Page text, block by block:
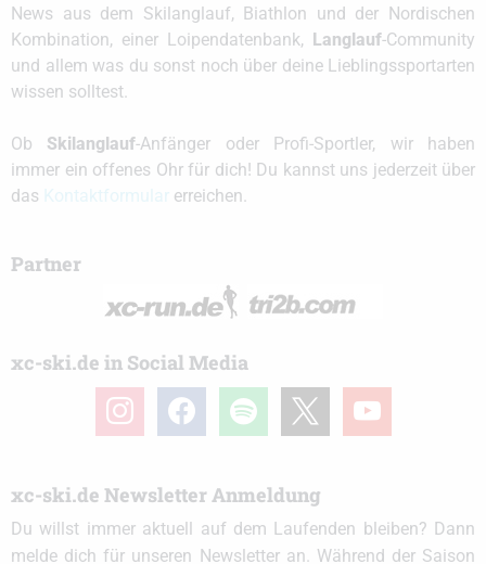
News aus dem Skilanglauf, Biathlon und der Nordischen
Kombination, einer Loipendatenbank,
Langlauf-Community
und allem was du sonst noch über deine Lieblingssportarten
wissen solltest.
Ob Skilanglauf-Anfänger oder Profi-Sportler, wir haben
immer ein offenes Ohr für dich! Du kannst uns jederzeit über
das
erreichen.
Partner
xc-ski.de in Social Media
instagramfacebook spotify youtube
xc-ski.de Newsletter Anmeldung
Du willst immer aktuell auf dem Laufenden bleiben? Dann
melde dich für unseren Newsletter an. Während der Saison